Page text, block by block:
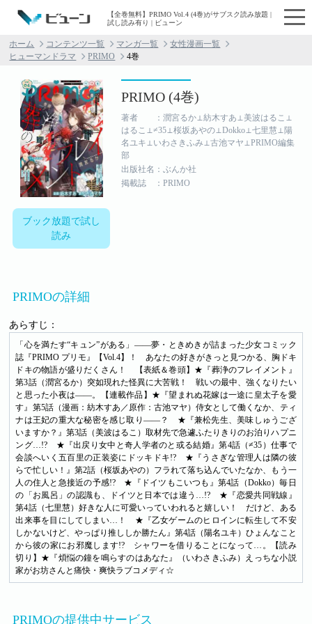
【全巻無料】PRIMO Vol.4 (4巻)がサブスク読み放題 |
試し読み有り | ビューン
ホーム コンテンツ一覧 マンガ一覧
女性漫画一覧
ヒューマンドラマ
PRIMO 4巻
ブック放題で試し
読み
PRIMO (4巻)
著者 ：潤宮るか⊥紡木すあ⊥美波はるこ⊥
はるこ⊥≠35⊥桜坂あやの⊥Dokko⊥七里慧⊥陽
名ユキ⊥いわさきふみ⊥古池マヤ⊥PRIMO編集
部
出版社名：ぶんか社
掲載誌 ：PRIMO
PRIMOの詳細
あらすじ：
「心を満たす“キュン”がある」――夢・ときめきが詰まった少女コミック
誌『PRIMO プリモ』【Vol.4】！ あなたの好きがきっと見つかる、胸ドキ
ドキの物語が盛りだくさん！ 【表紙＆巻頭】★『葬浄のフレイメント』
第3話（潤宮るか）突如現れた怪異に大苦戦！ 戦いの最中、強くなりたい
と思った小夜は――。【連載作品】★『望まれぬ花嫁は一途に皇太子を愛
す』第5話（漫画：紡木すあ／原作：古池マヤ）侍女として働くなか、ティ
ナは王妃の重大な秘密を感じ取り――？ ★『兼松先生、美味しゅうござ
いますか？』第3話（美波はるこ）取材先で急遽ふたりきりのお泊りハプニ
ング…!? ★『出戻り女中と奇人学者のと或る結婚』第4話（≠35）仕事で
会談へいく五百里の正装姿にドッキドキ!? ★『うさぎな管理人は隣の彼
らで忙しい！』第2話（桜坂あやの）フラれて落ち込んでいたなか、もう一
人の住人と急接近の予感!? ★『ドイツもこいつも』第4話（Dokko）毎日
の「お風呂」の認識も、ドイツと日本では違う…!? ★『恋愛共同戦線』
第4話（七里慧）好きな人に可愛いっていわれると嬉しい！ だけど、ある
出来事を目にしてしまい…！ ★『乙女ゲームのヒロインに転生して不安
しかないけど、やっぱり推ししか勝たん』第4話（陽名ユキ）ひょんなこと
から彼の家にお邪魔します!? シャワーを借りることになって…。【読み
切り】★『煩悩の鐘を鳴らすのはあなた』（いわさきふみ）えっちな小説
家がお坊さんと痛快・爽快ラブコメディ☆
PRIMOの提供中サービス